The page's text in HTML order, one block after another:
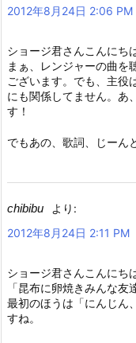
2012年8月24日 2:06 PM
ショージ君さんこんにち
まぁ、レンジャーの曲を
ございます。でも、主役
にも関係してません。あ
す！
でもあの、歌詞、じーん
chibibu
より:
2012年8月24日 2:11 PM
ショージ君さんこんにち
「昆布に卵焼きみんな友
最初のほうは「にんじん
すね。